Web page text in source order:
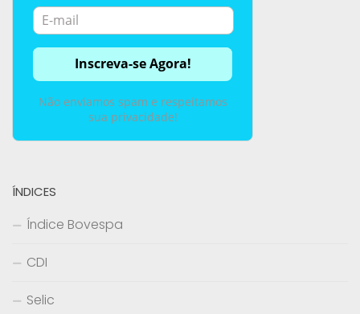
Não enviamos spam e respeitamos
sua privacidade!
ÍNDICES
Índice Bovespa
CDI
Selic